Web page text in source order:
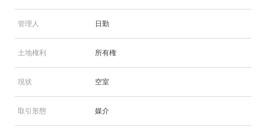
管理人 日勤
土地権利 所有権
現状 空室
取引形態 媒介